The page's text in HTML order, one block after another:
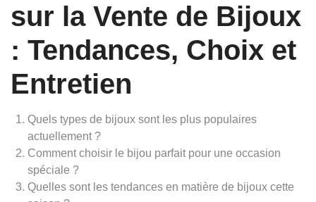
sur la Vente de Bijoux
: Tendances, Choix et
Entretien
Quels types de bijoux sont les plus populaires
actuellement ?
Comment choisir le bijou parfait pour une occasion
spéciale ?
Quelles sont les tendances en matière de bijoux cette